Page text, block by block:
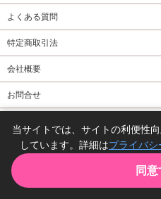
よくある質問
特定商取引法
会社概要
お問合せ
当サイトでは、サイトの利便性
しています。詳細はプライバシ
同